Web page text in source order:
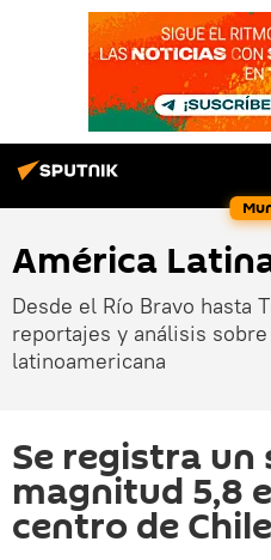
América
Desde el Río Bravo hasta
reportajes y análisis
latinoamericana
Se registra un
magnitud 5,8
centro de Chile